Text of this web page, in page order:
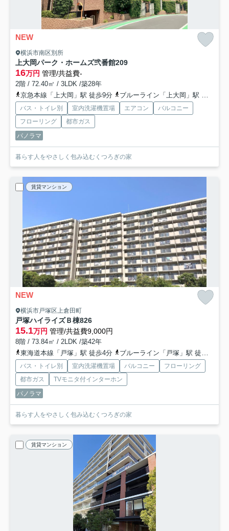
NEW
横浜市南区別所
上大岡パーク・ホームズ弐番館209
16万円 管理/共益費-
2階 / 72.40㎡ / 3LDK /築28年
京急本線「上大岡」駅 徒歩9分
ブルーライン「上大岡」駅 徒歩9分
バス・トイレ別 室内洗濯機置場 エアコン
バルコニー
フローリング
都市ガス
パノラマ
暮らす人をやさしく包み込むくつろぎの家
賃貸マンション
NEW
横浜市戸塚区上倉田町
戸塚ハイライズＢ棟826
15.1万円 管理/共益費9,000円
8階 / 73.84㎡ / 2LDK /築42年
東海道本線「戸塚」駅 徒歩4分
ブルーライン「戸塚」駅 徒歩4分
バス・トイレ別 室内洗濯機置場 バルコニー
フローリング
都市ガス
TVモニタ付インターホン
パノラマ
暮らす人をやさしく包み込むくつろぎの家
賃貸マンション